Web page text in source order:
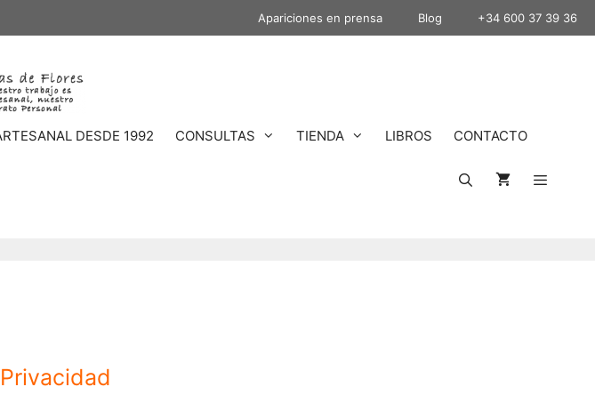
Apariciones en prensa Blog +34 600 37 39 36
DESDE 1992 CONSULTAS TIENDA LIBROS CONTACTO